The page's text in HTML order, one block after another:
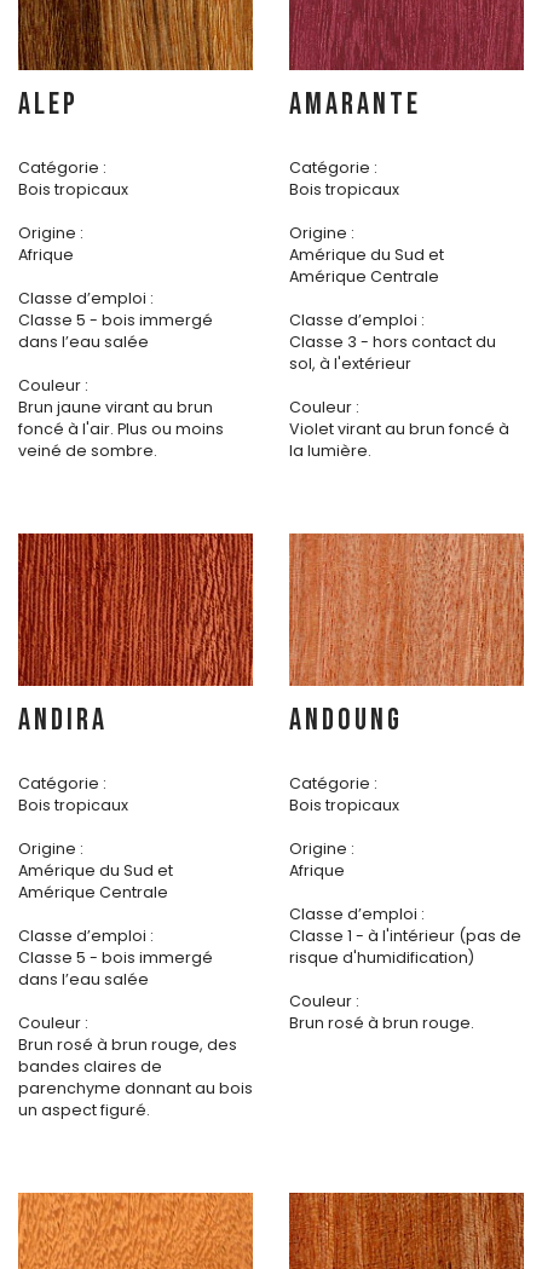
ALEP
Catégorie :
Bois tropicaux
Origine :
Afrique
Classe d’emploi :
Classe 5 - bois immergé
dans l’eau salée
Couleur :
Brun jaune virant au brun
foncé à l'air. Plus ou moins
veiné de sombre.
AMARANTE
Catégorie :
Bois tropicaux
Origine :
Amérique du Sud et
Amérique Centrale
Classe d’emploi :
Classe 3 - hors contact du
sol, à l'extérieur
Couleur :
Violet virant au brun foncé à
la lumière.
ANDIRA
Catégorie :
Bois tropicaux
Origine :
Amérique du Sud et
Amérique Centrale
Classe d’emploi :
Classe 5 - bois immergé
dans l’eau salée
Couleur :
Brun rosé à brun rouge, des
bandes claires de
parenchyme donnant au bois
un aspect figuré.
ANDOUNG
Catégorie :
Bois tropicaux
Origine :
Afrique
Classe d’emploi :
Classe 1 - à l'intérieur (pas de
risque d'humidification)
Couleur :
Brun rosé à brun rouge.